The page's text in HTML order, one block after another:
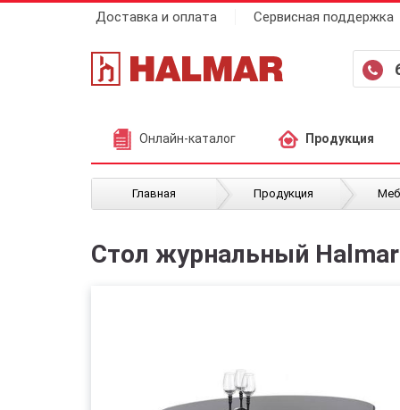
Доставка и оплата Сервисная поддержка
Онлайн-каталог Продукция
Главная / Продукция /
Стол журнальный